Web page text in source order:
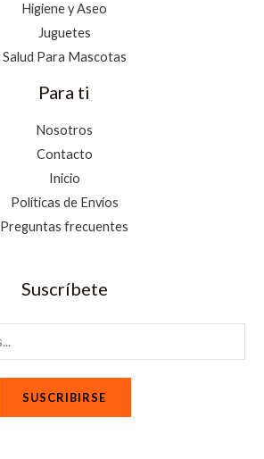
Higiene y Aseo
Juguetes
Salud Para Mascotas
Para ti
Nosotros
Contacto
Inicio
Políticas de Envíos
Preguntas frecuentes
Suscríbete
SUSCRIBIRSE